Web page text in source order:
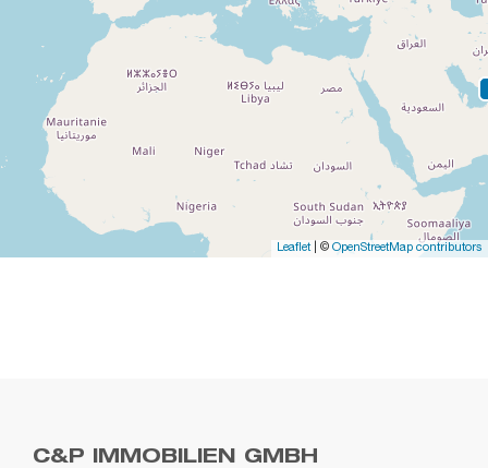
Leaflet| © OpenStreetMap contributors
C&P IMMOBILIEN GMBH